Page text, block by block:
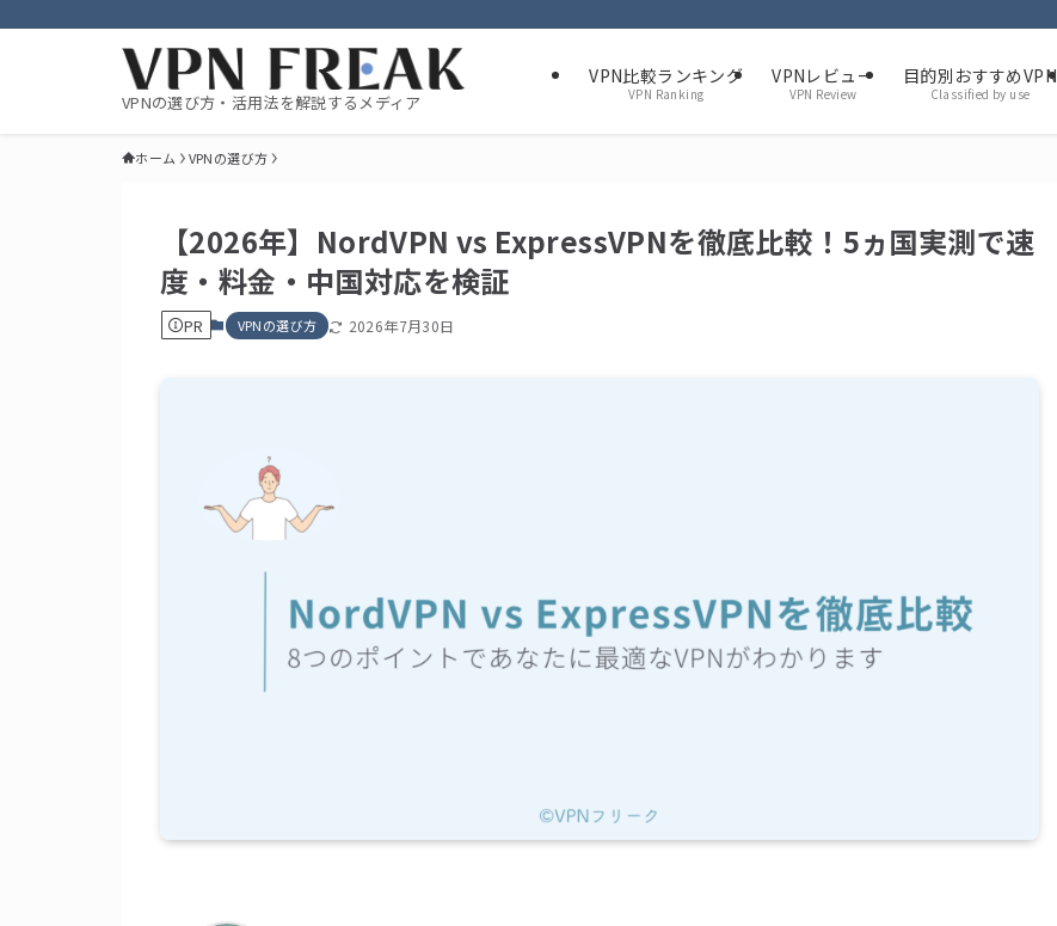
VPNの選び方・活用法を解説するメディア
VPN比較ランキング
VPN Ranking
VPNレビュー
VPN Review
目的別おすすめVPN
Classified by use
ホーム VPNの選び方
【2026年】NordVPN vs ExpressVPNを徹底比較！5ヵ国実測で速
度・料金・中国対応を検証
PR VPNの選び方 2026年7月30日